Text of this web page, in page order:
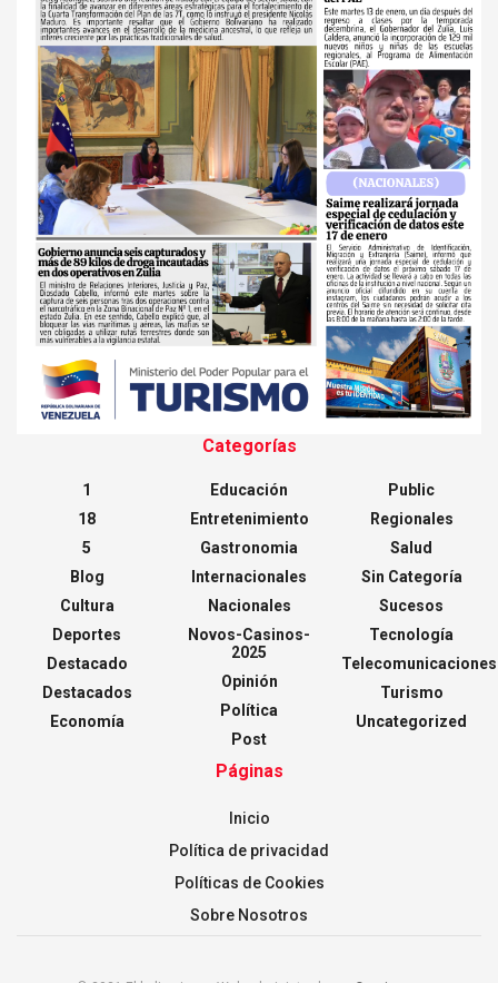
Categorías
1
18
5
Blog
Cultura
Deportes
Destacado
Destacados
Economía
Educación
Entretenimiento
Gastronomia
Internacionales
Nacionales
Novos-Casinos-
2025
Opinión
Política
Post
Public
Regionales
Salud
Sin Categoría
Sucesos
Tecnología
Telecomunicaciones
Turismo
Uncategorized
Páginas
Inicio
Política de privacidad
Políticas de Cookies
Sobre Nosotros